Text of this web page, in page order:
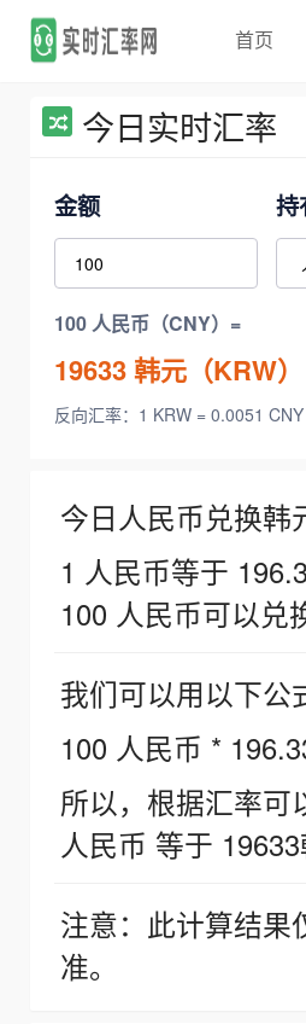
首页
今日实时汇率
金额 持
100 人民币（CNY）=
19633韩元（KRW）
反向汇率：1 KRW = 0.0051 CNY
今日人民币兑换韩
1 人民币等于
100 人民币可以兑
我们可以用以下公
100 人民币 *
所以，根据汇率可
人民币 等于
注意：此计算结果
准。